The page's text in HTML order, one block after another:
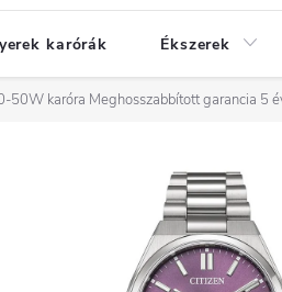
karórák Ékszerek
50W karóra Meghosszabbított garancia 5